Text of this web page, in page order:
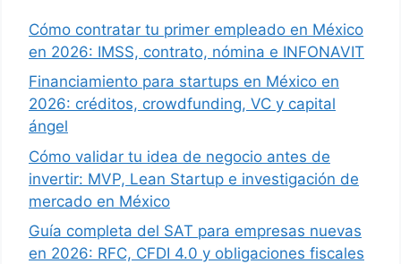
Cómo contratar tu primer empleado en México
en 2026: IMSS, contrato, nómina e INFONAVIT
Financiamiento para startups en México en
2026: créditos, crowdfunding, VC y capital
ángel
Cómo validar tu idea de negocio antes de
invertir: MVP, Lean Startup e investigación de
mercado en México
Guía completa del SAT para empresas nuevas
en 2026: RFC, CFDI 4.0 y obligaciones fiscales